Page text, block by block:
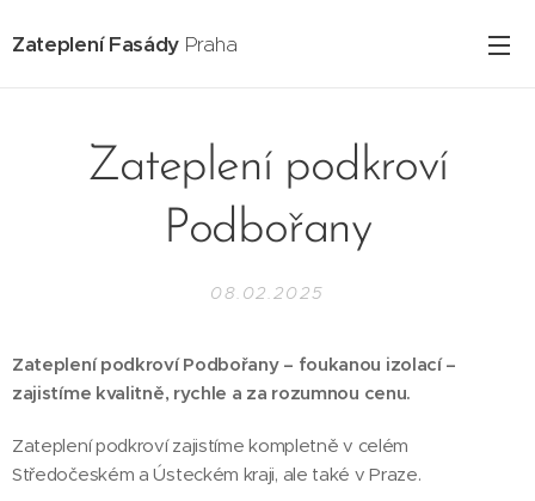
Zateplení Fasády Praha
Zateplení podkroví
Podbořany
08.02.2025
Zateplení podkroví Podbořany – foukanou izolací –
zajistíme kvalitně, rychle a za rozumnou cenu.
Zateplení podkroví zajistíme kompletně v celém
Středočeském a Ústeckém kraji, ale také v Praze.